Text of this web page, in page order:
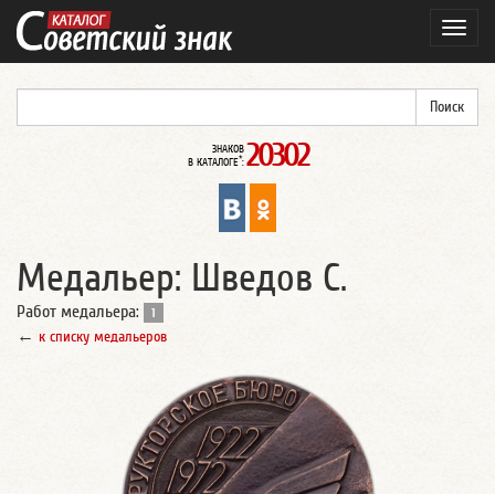
ЗНАКОВ
В КАТАЛОГЕ*: 20302
Медальер: Шведов С.
Работ медальера: 1
← к списку медальеров